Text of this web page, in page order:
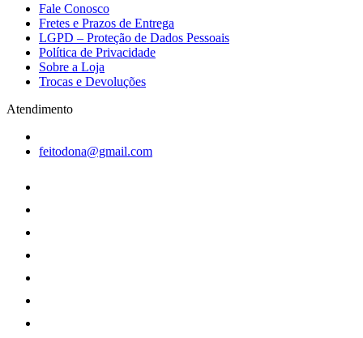
Fale Conosco
Fretes e Prazos de Entrega
LGPD – Proteção de Dados Pessoais
Política de Privacidade
Sobre a Loja
Trocas e Devoluções
Atendimento
feitodona@gmail.com